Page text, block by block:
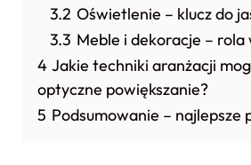
3.2 Oświetlenie – klucz do
3.3 Meble i dekoracje – rola
4 Jakie techniki aranżacji
optyczne powiększanie?
5 Podsumowanie – najlepsze